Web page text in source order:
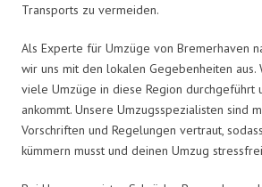
Transports zu vermeiden.
Als Experte für Umzüge von Bremerhaven
wir uns mit den lokalen Gegebenheiten aus.
viele Umzüge in diese Region durchgeführt
ankommt. Unsere Umzugsspezialisten sind
Vorschriften und Regelungen vertraut,
kümmern musst und deinen Umzug